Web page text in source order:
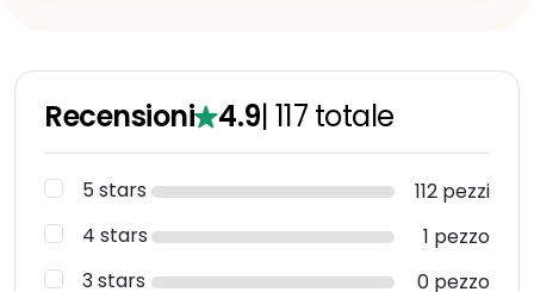
Recensioni 4.9| 117 totale
5 stars
112 pezzi
4 stars
1 pezzo
3 stars
0 pezzo